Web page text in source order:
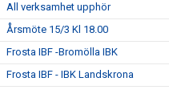
All verksamhet upphör
Årsmöte 15/3 Kl 18.00
Frosta IBF -Bromölla IBK
Frosta IBF - IBK Landskrona